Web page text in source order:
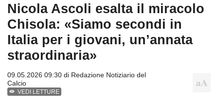
Nicola Ascoli esalta il miracolo
Chisola: «Siamo secondi in
Italia per i giovani, un’annata
straordinaria»
09.05.2026 09:30 di Redazione Notiziario del
Calcio
VEDI LETTURE